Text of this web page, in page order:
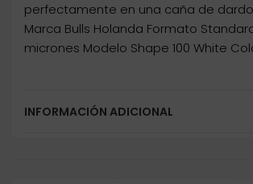
perfectamente en una caña de
Marca Bulls Holanda Formato
micrones Modelo Shape 100 White
INFORMACIÓN ADICIONAL